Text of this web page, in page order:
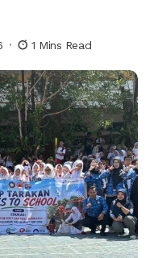
1 Mins Read